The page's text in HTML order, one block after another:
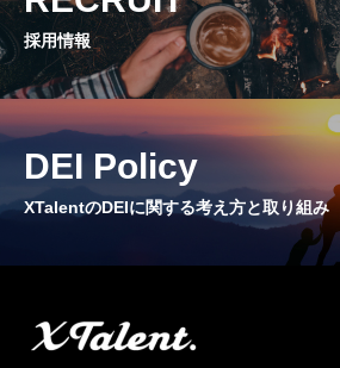
採用情報
DEI Policy
XTalentのDEIに関する考え方と取り組み